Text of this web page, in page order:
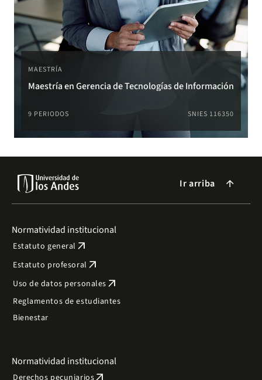
MAESTRÍA
Maestría en Gerencia de Tecnologías de Información
9 PERIODOS SNIES 116350
Ir arriba arrow_forward
Normatividad institucional
Estatuto general arrow_outward
Estatuto profesoral arrow_outward
Uso de datos personales arrow_outward
Reglamentos de estudiantes
Bienestar
Normatividad institucional
Derechos pecuniarios